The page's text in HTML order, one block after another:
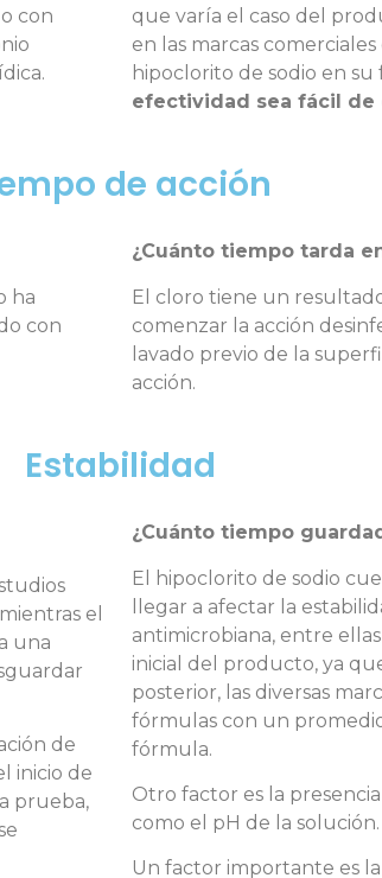
con
que varía el caso del
en las marcas
hipoclorito de sodio en su
efectividad sea fácil de
de acción
ha
con
¿Cuánto tiempo tarda
El cloro tiene un
comenzar la acción
lavado previo de la
acción.
Estabilidad
el
una
de
inicio de
prueba,
¿Cuánto tiempo
El hipoclorito de sodio
llegar a afectar la
antimicrobiana, entre
inicial del producto, ya
posterior, las diversas
fórmulas con un
fórmula.
Otro factor es la
como el pH de la solución.
Un factor importante es